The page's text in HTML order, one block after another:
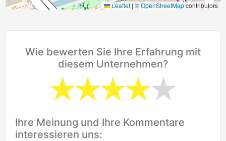
Leaflet |©OpenStreetMapcontributors
Wie bewerten Sie Ihre Erfahrung mit
diesem Unternehmen?
Ihre Meinung und Ihre Kommentare
interessieren uns: